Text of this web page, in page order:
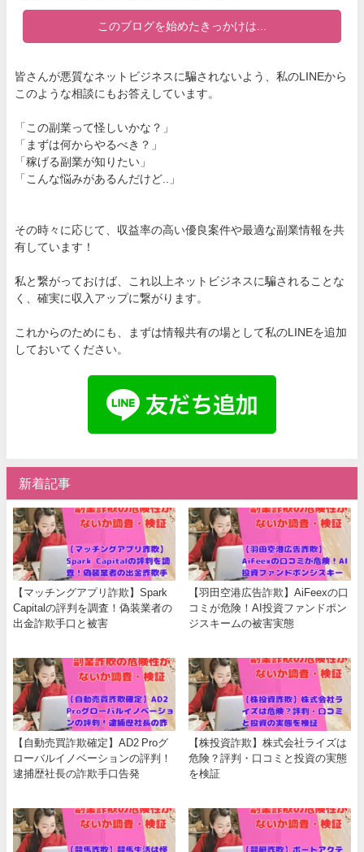
このブログを始めたきっかけは...
皆さんが悪質なネットビジネスに騙されないよう、私のLINEから
このような相談にもお答えしています。
「この副業って怪しいかな？」
「まずは何からやるべき？」
「稼げる副業が知りたい」
「こんな悩みがあるんだけど..」
その時々に応じて、収益率の高い優良案件や最適な副業情報を共
有しています！
私と繋がっておけば、これ以上ネットビジネスに騙されることな
く、確実に収入アップに繋がります。
これからのためにも、まずは情報共有の場として私のLINEを追加
しておいてください。
新着記事
【マッチングアプリ詐欺】Spark
Capitalの評判を調査！偽装業者の
出金詐欺手口と被害
【羽田空港広告詐欺】AiFeexの口
コミが危険！AI投資ファンドポン
ジスキームの被害実態
【自動売買詐欺確定】AD2 Proグ
ローバルイノベーションの評判！
逮捕歴社長の詐欺手口告発
【株投資詐欺】株式会社ライズは
危険？評判・口コミと投資の実態
を検証